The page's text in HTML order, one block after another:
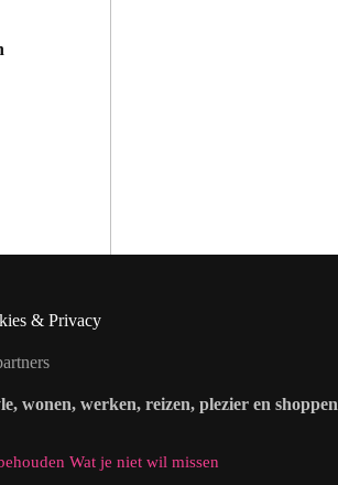
& Privacy
wonen, werken, reizen, plezier en shoppen
Wat je niet wil missen